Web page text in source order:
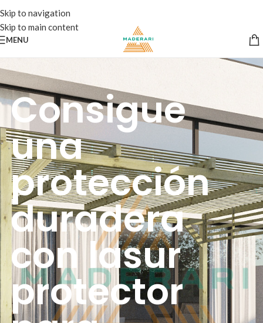
Skip to navigation
Skip to main content
MENU
Consigue
una
protección
duradera
con lasur
protector